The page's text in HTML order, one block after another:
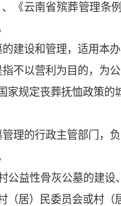
《云南省殡葬管理条
的建设和管理，适用本办
不以营利为目的，为
家规定丧葬抚恤政策的
管理的行政主管部门，
公益性骨灰公墓的建设
（居）民委员会或村（